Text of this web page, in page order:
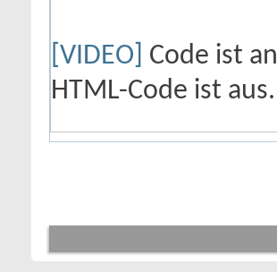
[VIDEO] Code ist an
HTML-Code ist aus.